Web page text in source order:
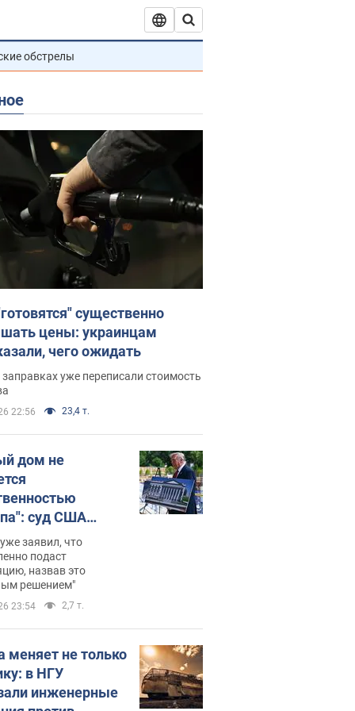
обстрелы
существенно
цены: украинцам
чего ожидать
уже переписали стоимость
22:56 23,4 т.
дом не
суд США
зала
400 млн
заявил, что
подаст
назвав это
решением"
23:54 2,7 т.
меняет не только
в НГУ
инженерные